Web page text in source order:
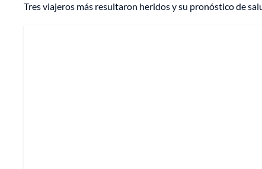
Tres viajeros más resultaron heridos y su pronóstico de